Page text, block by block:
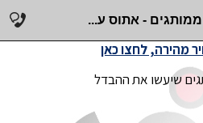
- אתוס ע...
שיעשו את ההבדל
מהירה, לחצו כאן